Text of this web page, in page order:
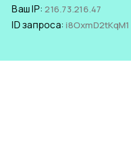
Ваш IP:216.73.216.47
ID запроса:i8OxmD2tKqM1